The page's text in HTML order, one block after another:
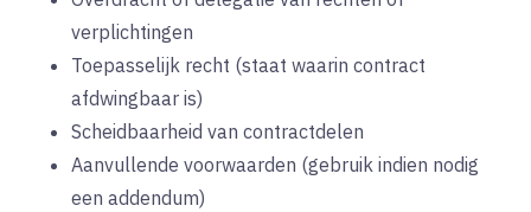
verplichtingen
Toepasselijk recht (staat waarin contract
afdwingbaar is)
Scheidbaarheid van contractdelen
Aanvullende voorwaarden (gebruik indien nodig
een addendum)